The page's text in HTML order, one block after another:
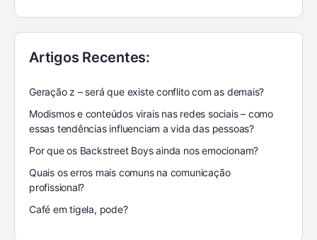
Artigos Recentes:
Geração z – será que existe conflito com as demais?
Modismos e conteúdos virais nas redes sociais – como
essas tendências influenciam a vida das pessoas?
Por que os Backstreet Boys ainda nos emocionam?
Quais os erros mais comuns na comunicação
profissional?
Café em tigela, pode?